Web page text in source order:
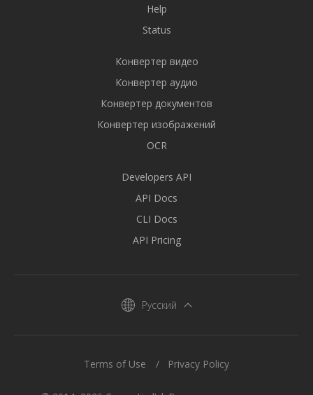
Help
Status
Конвертер видео
Конвертер аудио
Конвертер документов
Конвертер изображений
OCR
Developers API
API Docs
CLI Docs
API Pricing
Русский
Terms of Use Privacy Policy